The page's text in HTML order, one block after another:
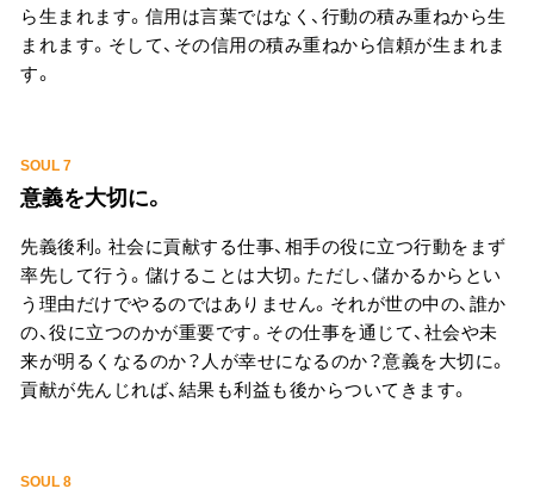
ら生まれます。信用は言葉ではなく、行動の積み重ねから生
まれます。そして、その信用の積み重ねから信頼が生まれま
す。
SOUL 7
意義を大切に。
先義後利。社会に貢献する仕事、相手の役に立つ行動をまず
率先して行う。儲けることは大切。ただし、儲かるからとい
う理由だけでやるのではありません。それが世の中の、誰か
の、役に立つのかが重要です。その仕事を通じて、社会や未
来が明るくなるのか？人が幸せになるのか？意義を大切に。
貢献が先んじれば、結果も利益も後からついてきます。
SOUL 8